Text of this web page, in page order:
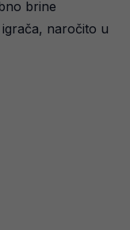
brine
naročito u